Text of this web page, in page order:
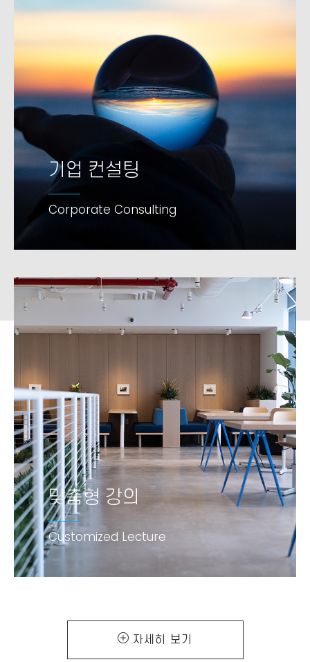
기업 컨설팅
Corporate Consulting
add
기업 컨설팅
Corporate Consulting
맞춤형 강의
Customized Lecture
add
맞춤형 강의
Customized Lecture
자세히 보기